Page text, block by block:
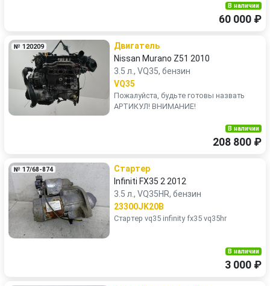
В наличии
60 000 ₽
№ 120209
Двигатель
Nissan Murano Z51 2010
3.5 л., VQ35, бензин
VQ35
Пожалуйста, будьте готовы назвать
АРТИКУЛ! ВНИМАНИЕ!
В наличии
208 800 ₽
№ 17/68-874
Стартер
Infiniti FX35 2 2012
3.5 л., VQ35HR, бензин
23300JK20B
Стартер vq35 infinity fx35 vq35hr
В наличии
3 000 ₽